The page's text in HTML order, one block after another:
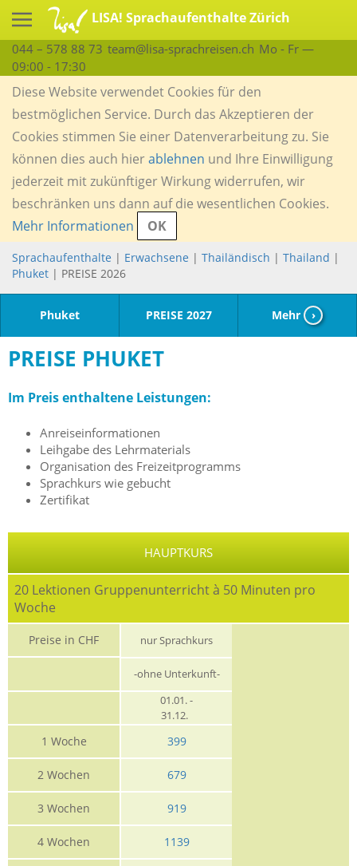
LISA! Sprachaufenthalte Zürich
044 – 578 88 73 team@lisa-sprachreisen.ch Mo - Fr —
09:00 - 17:30
Diese Website verwendet Cookies für den
bestmöglichen Service. Durch das Akzeptieren der
Cookies stimmen Sie einer Datenverarbeitung zu. Sie
können dies auch hierablehnen und Ihre Einwilligung
jederzeit mit zukünftiger Wirkung widerrufen, wir
beschränken uns dann auf die wesentlichen Cookies.
Mehr Informationen
OK
Sprachaufenthalte | Erwachsene | Thailändisch | Thailand |
Phuket | PREISE 2026
Phuket PREISE 2027 Mehr ›
PREISE PHUKET
Im Preis enthaltene Leistungen:
Anreiseinformationen
Leihgabe des Lehrmaterials
Organisation des Freizeitprogramms
Sprachkurs wie gebucht
Zertifikat
HAUPTKURS
20 Lektionen Gruppenunterricht à 50 Minuten pro
Woche
Preise in CHF nur Sprachkurs
-ohne Unterkunft-
01.01. -
31.12.
1 Woche 399
2 Wochen 679
3 Wochen 919
4 Wochen 1139